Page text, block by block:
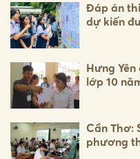
Đáp án
dự kiến
Hưng
lớp 10
Cần Thơ:
phương